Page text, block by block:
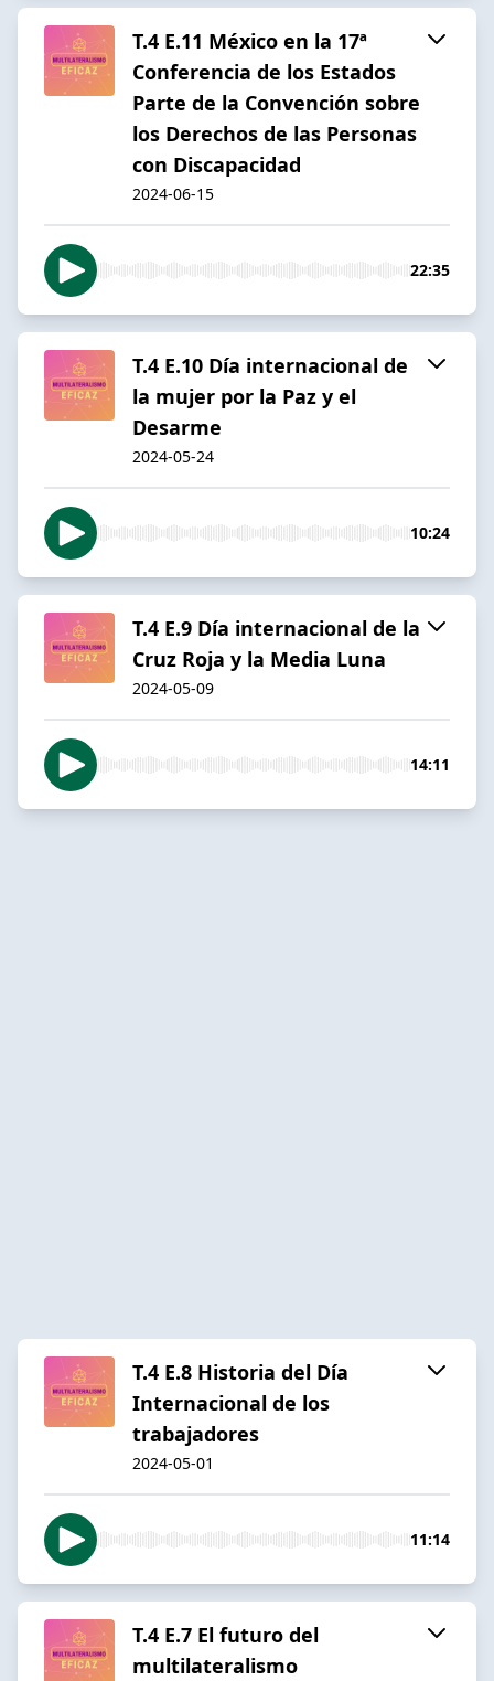
T.4 E.11 México en la 17ª
Conferencia de los Estados
Parte de la Convención sobre
los Derechos de las Personas
con Discapacidad
2024-06-15
22:35
T.4 E.10 Día internacional de
la mujer por la Paz y el
Desarme
2024-05-24
10:24
T.4 E.9 Día internacional de la
Cruz Roja y la Media Luna
2024-05-09
14:11
T.4 E.8 Historia del Día
Internacional de los
trabajadores
2024-05-01
11:14
T.4 E.7 El futuro del
multilateralismo